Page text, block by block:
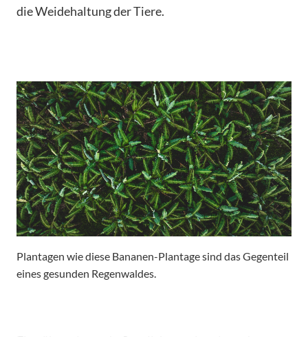
die Weidehaltung der Tiere.
Plantagen wie diese Bananen-Plantage sind das Gegenteil
eines gesunden Regenwaldes.